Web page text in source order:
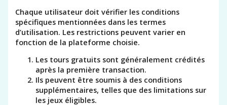
Chaque utilisateur doit vérifier les conditions
spécifiques mentionnées dans les termes
d’utilisation. Les restrictions peuvent varier en
fonction de la plateforme choisie.
Les tours gratuits sont généralement crédités
après la première transaction.
Ils peuvent être soumis à des conditions
supplémentaires, telles que des limitations sur
les jeux éligibles.